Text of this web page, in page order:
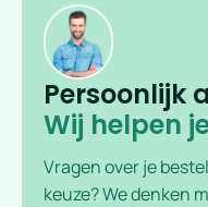
Persoonlijk
Wij helpen
Vragen over je
keuze? We denken